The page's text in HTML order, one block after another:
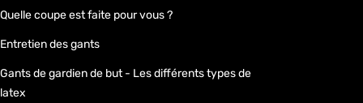
Quelle coupe est faite pour vous ?
Entretien des gants
Gants de gardien de but - Les différents types de
latex